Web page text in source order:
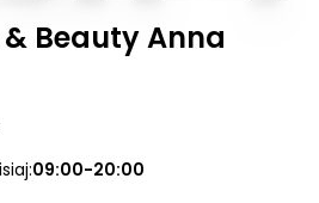
Beauty Anna
09:00-20:00